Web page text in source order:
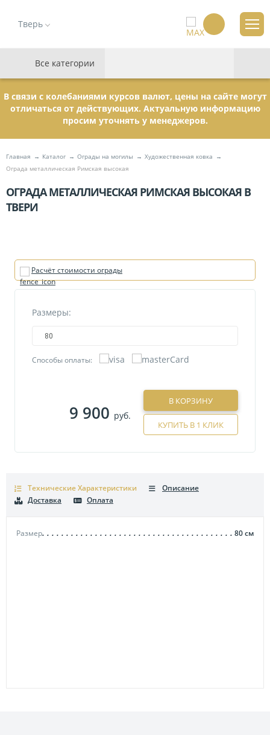
Тверь
Все категории
В связи с колебаниями курсов валют, цены на сайте могут
отличаться от действующих. Актуальную информацию
просим уточнять у менеджеров.
Главная Каталог Ограды на могилы
Художественная ковка
Ограда металлическая Римская высокая
ОГРАДА МЕТАЛЛИЧЕСКАЯ РИМСКАЯ ВЫСОКАЯ В
ТВЕРИ
Расчёт стоимости ограды
Размеры:
80
Способы оплаты:
9 900 руб.
В КОРЗИНУ
КУПИТЬ В 1 КЛИК
Технические Характеристики
Размер 80см
Описание
Доставка
Оплата